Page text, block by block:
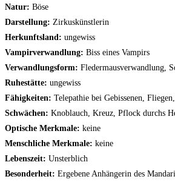
Natur: Böse
Darstellung: Zirkuskünstlerin
Herkunftsland: ungewiss
Vampirverwandlung: Biss eines Vampirs
Verwandlungsform: Fledermausverwandlung,
Ruhestätte: ungewiss
Fähigkeiten: Telepathie bei Gebissenen,
Schwächen: Knoblauch, Kreuz, Pflock durchs
Optische Merkmale: keine
Menschliche Merkmale: keine
Lebenszeit: Unsterblich
Besonderheit: Ergebene Anhängerin des